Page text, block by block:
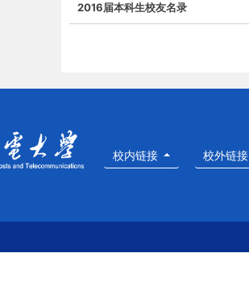
2016届本科生校友名录
校内链接 校外链接